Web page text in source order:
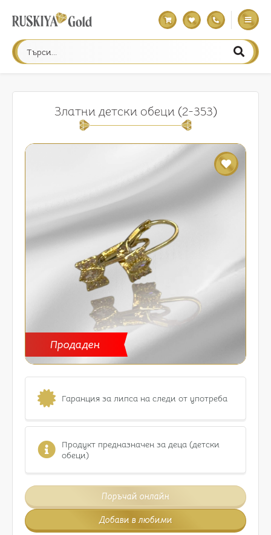
Златни детски обеци (2-353)
Продаден
Гаранция за липса на следи от употреба
Продукт предназначен за деца (детски
обеци)
Поръчай онлайн
Добави в любими